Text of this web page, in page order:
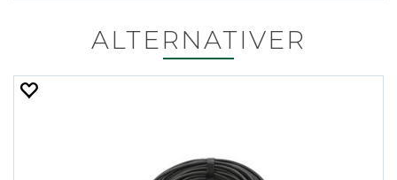
ALTERNATIVER